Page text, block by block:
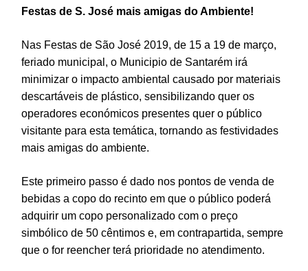
Festas de S. José mais amigas do Ambiente!
Nas Festas de São José 2019, de 15 a 19 de março,
feriado municipal, o Municipio de Santarém irá
minimizar o impacto ambiental causado por materiais
descartáveis de plástico, sensibilizando quer os
operadores económicos presentes quer o público
visitante para esta temática, tornando as festividades
mais amigas do ambiente.
Este primeiro passo é dado nos pontos de venda de
bebidas a copo do recinto em que o público poderá
adquirir um copo personalizado com o preço
simbólico de 50 cêntimos e, em contrapartida, sempre
que o for reencher terá prioridade no atendimento.